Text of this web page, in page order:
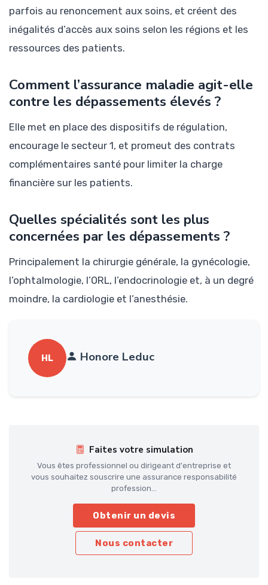
parfois au renoncement aux soins, et créent des
inégalités d’accès aux soins selon les régions et les
ressources des patients.
Comment l’assurance maladie agit-elle
contre les dépassements élevés ?
Elle met en place des dispositifs de régulation,
encourage le secteur 1, et promeut des contrats
complémentaires santé pour limiter la charge
financière sur les patients.
Quelles spécialités sont les plus
concernées par les dépassements ?
Principalement la chirurgie générale, la gynécologie,
l’ophtalmologie, l’ORL, l’endocrinologie et, à un degré
moindre, la cardiologie et l’anesthésie.
HL Honore Leduc
Faites votre simulation
Vous êtes professionnel ou dirigeant d'entreprise et
vous souhaitez souscrire une assurance responsabilité
profession...
Obtenir un devis
Nous contacter